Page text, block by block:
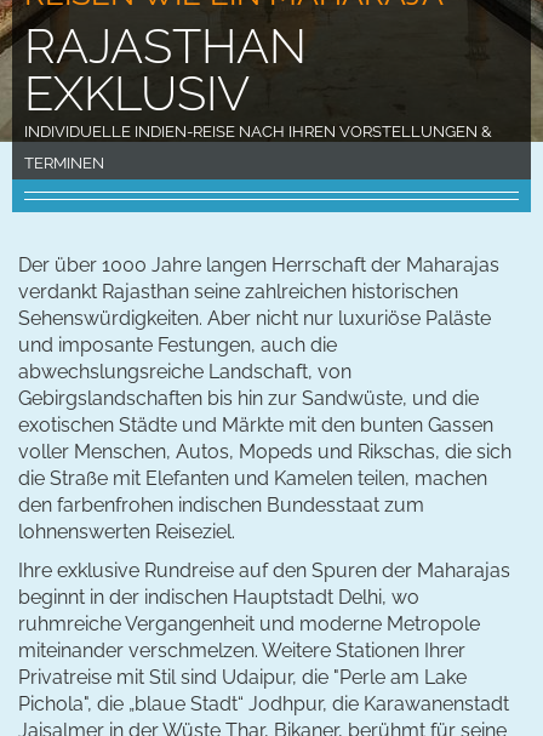
RAJASTHAN
EXKLUSIV
INDIVIDUELLE INDIEN-REISE NACH IHREN VORSTELLUNGEN &
TERMINEN
Der über 1000 Jahre langen Herrschaft der Maharajas
verdankt Rajasthan seine zahlreichen historischen
Sehenswürdigkeiten. Aber nicht nur luxuriöse Paläste
und imposante Festungen, auch die
abwechslungsreiche Landschaft, von
Gebirgslandschaften bis hin zur Sandwüste, und die
exotischen Städte und Märkte mit den bunten Gassen
voller Menschen, Autos, Mopeds und Rikschas, die sich
die Straße mit Elefanten und Kamelen teilen, machen
den farbenfrohen indischen Bundesstaat zum
lohnenswerten Reiseziel.
Ihre exklusive Rundreise auf den Spuren der Maharajas
beginnt in der indischen Hauptstadt Delhi, wo
ruhmreiche Vergangenheit und moderne Metropole
miteinander verschmelzen. Weitere Stationen Ihrer
Privatreise mit Stil sind Udaipur, die "Perle am Lake
Pichola", die „blaue Stadt“ Jodhpur, die Karawanenstadt
Jaisalmer in der Wüste Thar, Bikaner, berühmt für seine